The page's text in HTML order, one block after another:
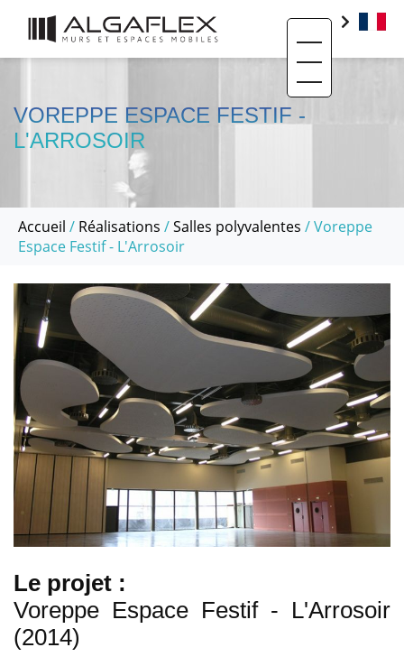
BASE DOCUMENTAIRE
SAV ET RÉEMPLOI
RÉALISATIONS
ACTUALITÉS
Toggle
VOREPPE ESPACE FESTIF -
L'ARROSOIR
Accueil / Réalisations /Salles polyvalentes / Voreppe
Espace Festif - L'Arrosoir
Le projet :
Voreppe Espace Festif - L'Arrosoir
(2014)